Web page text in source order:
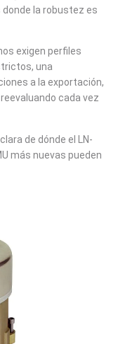
la robustez es
exigen perfiles
una
a la exportación,
cada vez
de dónde el LN-
más nuevas pueden